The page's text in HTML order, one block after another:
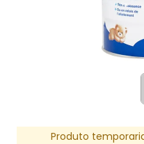
Produto